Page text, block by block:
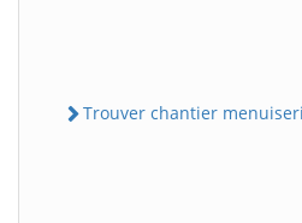
Trouver chantier